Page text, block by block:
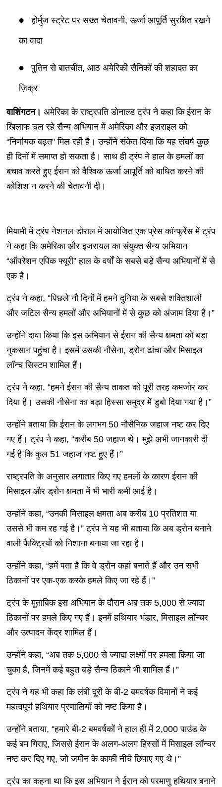
होर्मुज स्ट्रेट पर सख्त चेतावनी, ऊर्जा आपूर्ति सुरक्षित रखने
का वादा
पुतिन से बातचीत, आठ अमेरिकी सैनिकों की शहादत का
ज़िक्र
वाशिंगटन। अमेरिका के राष्ट्रपति डोनाल्ड ट्रंप ने कहा कि ईरान के
खिलाफ चल रहे सैन्य अभियान में अमेरिका और इजराइल को
“निर्णायक बढ़त” मिल रही है। उन्होंने संकेत दिया कि यह संघर्ष कुछ
ही दिनों में समाप्त हो सकता है। साथ ही ट्रंप ने हाल के हमलों का
बचाव करते हुए ईरान को वैश्विक ऊर्जा आपूर्ति को बाधित करने की
कोशिश न करने की चेतावनी दी।
मियामी में ट्रंप नेशनल डोराल में आयोजित एक प्रेस कॉन्फ्रेंस में ट्रंप
ने कहा कि अमेरिका और इजरायल का संयुक्त सैन्य अभियान
“ऑपरेशन एपिक फ्यूरी” हाल के वर्षों के सबसे बड़े सैन्य अभियानों में से
एक है।
ट्रंप ने कहा, “पिछले नौ दिनों में हमने दुनिया के सबसे शक्तिशाली
और जटिल सैन्य हमलों और अभियानों में से कुछ को अंजाम दिया है।”
उन्होंने दावा किया कि इस अभियान से ईरान की सैन्य क्षमता को बड़ा
नुकसान पहुंचा है। इसमें उसकी नौसेना, ड्रोन ढांचा और मिसाइल
लॉन्च सिस्टम शामिल हैं।
ट्रंप ने कहा, “हमने ईरान की सैन्य ताकत को पूरी तरह कमजोर कर
दिया है। उसकी नौसेना का बड़ा हिस्सा समुद्र में डुबो दिया गया है।”
उन्होंने बताया कि ईरान के लगभग 50 नौसैनिक जहाज नष्ट कर दिए
गए हैं। ट्रंप ने कहा, “करीब 50 जहाज थे। मुझे अभी जानकारी दी
गई है कि कुल 51 जहाज नष्ट हुए हैं।”
राष्ट्रपति के अनुसार लगातार किए गए हमलों के कारण ईरान की
मिसाइल और ड्रोन क्षमता में भी भारी कमी आई है।
उन्होंने कहा, “उनकी मिसाइल क्षमता अब करीब 10 प्रतिशत या
उससे भी कम रह गई है।” ट्रंप ने यह भी बताया कि अब ड्रोन बनाने
वाली फैक्ट्रियों को निशाना बनाया जा रहा है।
उन्होंने कहा, “हमें पता है कि वे ड्रोन कहां बनाते हैं और उन सभी
ठिकानों पर एक-एक करके हमले किए जा रहे हैं।”
ट्रंप के मुताबिक इस अभियान के दौरान अब तक 5,000 से ज्यादा
ठिकानों पर हमले किए गए हैं। इनमें हथियार भंडार, मिसाइल लॉन्चर
और उत्पादन केंद्र शामिल हैं।
उन्होंने कहा, “अब तक 5,000 से ज्यादा लक्ष्यों पर हमला किया जा
चुका है, जिनमें कई बहुत बड़े सैन्य ठिकाने भी शामिल हैं।”
ट्रंप ने यह भी कहा कि लंबी दूरी के बी-2 बमवर्षक विमानों ने कई
महत्वपूर्ण हथियार प्रणालियों को नष्ट किया है।
उन्होंने बताया, “हमारे बी-2 बमवर्षकों ने हाल ही में 2,000 पाउंड के
कई बम गिराए, जिससे ईरान के अलग-अलग हिस्सों में मिसाइल लॉन्चर
नष्ट कर दिए गए, जो जमीन के काफी नीचे छिपाए गए थे।”
ट्रंप का कहना था कि इस अभियान ने ईरान को परमाणु हथियार बनाने